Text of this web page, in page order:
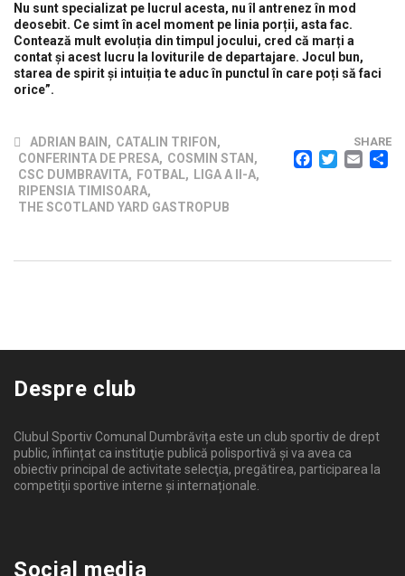
Nu sunt specializat pe lucrul acesta, nu îl antrenez în mod
deosebit. Ce simt în acel moment pe linia porții, asta fac.
Contează mult evoluția din timpul jocului, cred că marți a
contat și acest lucru la loviturile de departajare. Jocul bun,
starea de spirit și intuiția te aduc în punctul în care poți să faci
orice”.
ADRIAN BAIN , CATALIN TRIFON ,
CONFERINTA DE PRESA, COSMIN STAN ,
CSC DUMBRAVITA, FOTBAL, LIGA A II-A,
RIPENSIA TIMISOARA,
THE SCOTLAND YARD GASTROPUB
SHARE
Despre club
Clubul Sportiv Comunal Dumbrăvița este un club sportiv de drept
public, înființat ca instituţie publică polisportivă și va avea ca
obiectiv principal de activitate selecţia, pregătirea, participarea la
competiţii sportive interne şi internaționale.
Social media